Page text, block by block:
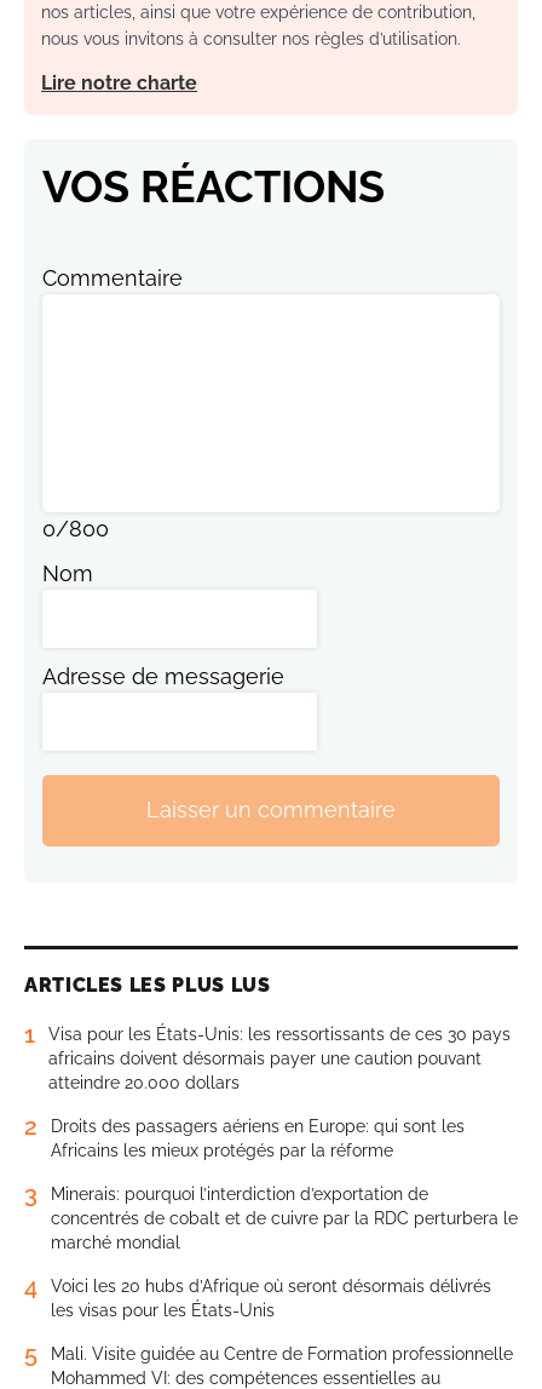
nos articles, ainsi que votre expérience de contribution,
nous vous invitons à consulter nos règles d’utilisation.
Lire notre charte
VOS RÉACTIONS
Commentaire
0/800
Nom
Adresse de messagerie
Laisser un commentaire
ARTICLES LES PLUS LUS
1
Visa pour les États-Unis: les ressortissants de ces 30 pays
africains doivent désormais payer une caution pouvant
atteindre 20.000 dollars
2
Droits des passagers aériens en Europe: qui sont les
Africains les mieux protégés par la réforme
3
Minerais: pourquoi l’interdiction d’exportation de
concentrés de cobalt et de cuivre par la RDC perturbera le
marché mondial
4
Voici les 20 hubs d’Afrique où seront désormais délivrés
les visas pour les États-Unis
5
Mali. Visite guidée au Centre de Formation professionnelle
Mohammed VI: des compétences essentielles au